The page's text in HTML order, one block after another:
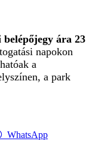
ára 23
napokon
a
a park
WhatsApp